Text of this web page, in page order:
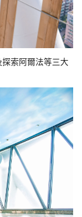
索阿爾法等三大